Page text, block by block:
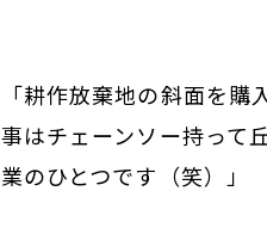
「耕作放棄地の斜面を
事はチェーンソー持って
業のひとつです（笑）」